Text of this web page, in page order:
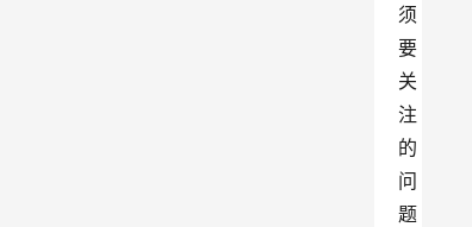
须
要
关
注
的
问
题